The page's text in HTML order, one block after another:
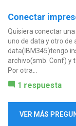
Conectar
Quisiera conectar
uno de data y otro de
data(IBM345)tengo
archivo(smb. Conf) y
Por otra...
1 respuesta
VER MÁS